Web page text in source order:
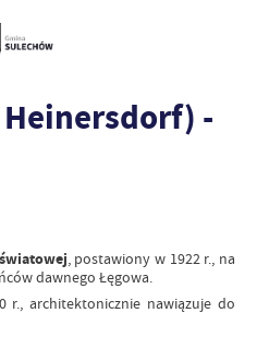
-
, postawiony w 1922 r., na
dawnego Łęgowa.
r., architektonicznie nawiązuje do